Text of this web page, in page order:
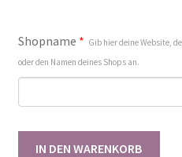
Shopname * Gib hier deine Website,
oder den Namen deines Shops an.
IN DEN WARENKORB